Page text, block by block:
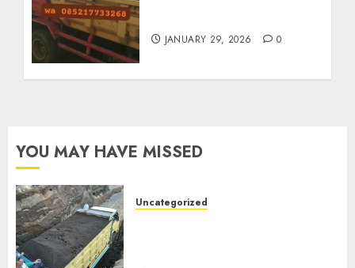
JANUARY 29, 2026 0
YOU MAY HAVE MISSED
Uncategorized